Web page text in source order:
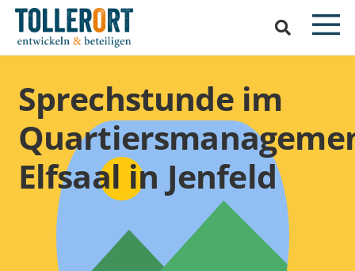
Sprechstunde im
Elfsaal in Jenfeld